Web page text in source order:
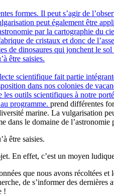
formes. Il peut s’agir de
peut également être
par la cartographie du
de cristaux et donc de
de dinosaures qui jonchent le
être saisies.
scientifique fait partie
dans nos colonies de
outils scientifiques à notre
programme. prend différentes
marine. La vulgarisation
dans le domaine de
être saisies.
En effet, c’est un moyen
que nous avons récoltées
de s’informer des dernières
!